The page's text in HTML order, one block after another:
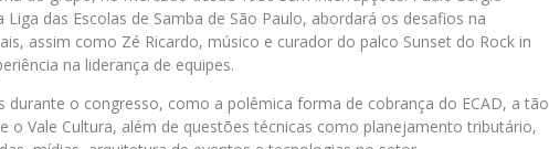
Liga das Escolas de Samba de São Paulo, abordará os desafios na
assim como Zé Ricardo, músico e curador do palco Sunset do Rock in
na liderança de equipes.
durante o congresso, como a polêmica forma de cobrança do ECAD, a tão
o Vale Cultura, além de questões técnicas como planejamento tributário,